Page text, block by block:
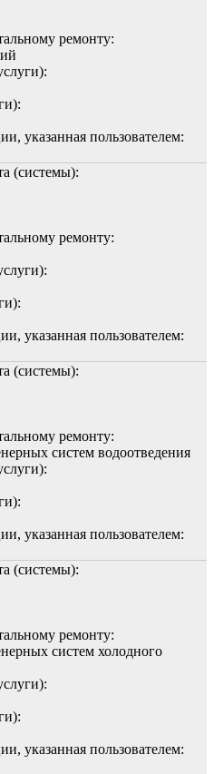
ремонту:
указанная пользователем:
(системы):
ремонту:
указанная пользователем:
(системы):
ремонту:
систем водоотведения
указанная пользователем:
(системы):
ремонту:
систем холодного
указанная пользователем: